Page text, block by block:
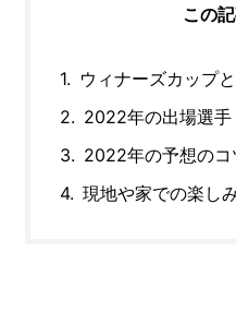
この
ウィナーズカップ
2022年の出場選手
2022年の予想のコ
現地や家での楽し